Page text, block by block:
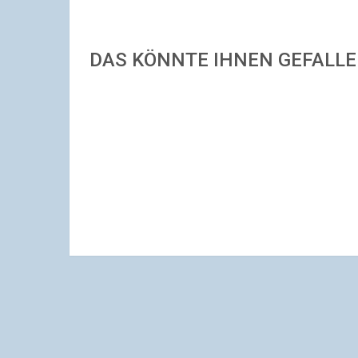
DAS KÖNNTE IHNEN